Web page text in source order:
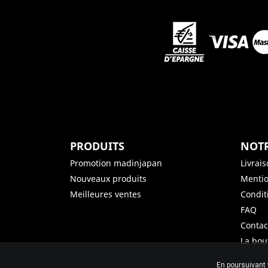
PRODUITS
Promotion madinjapan
Nouveaux produits
Meilleures ventes
FAQ
La
En